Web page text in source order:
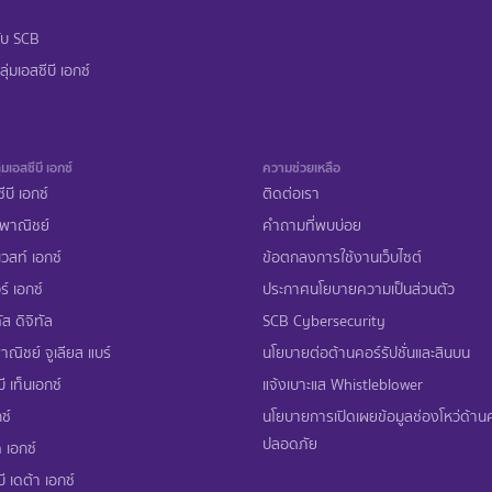
SCB
มเอสซีบี เอกซ์
เอสซีบี เอกซ์
เอกซ์
าณิชย์
สท์ เอกซ์
เอกซ์
ดิจิทัล
ณิชย์ จูเลียส แบร์
เท็นเอกซ์
อกซ์
เดต้า เอกซ์
ความช่วยเหลือ
ติดต่อเรา
คำถามที่พบบ่อย
ข้อตกลงการใช้งานเว็บไซต์
ประกาศนโยบายความเป็นส่วนตัว
SCB Cybersecurity
นโยบายต่อต้านคอร์รัปชั่นและสินบน
แจ้งเบาะแส Whistleblower
นโยบายการเปิดเผยข้อมูลช่องโหว่ด้า
ปลอดภัย